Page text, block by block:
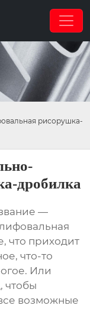
рисорушка-
дробилка
—
что приходит
что-то
Или
чтобы
возможные